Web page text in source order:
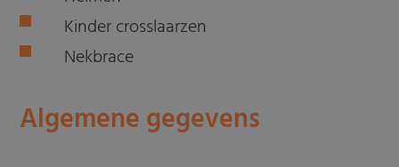
Kinder crosslaarzen
Nekbrace
Algemene gegevens